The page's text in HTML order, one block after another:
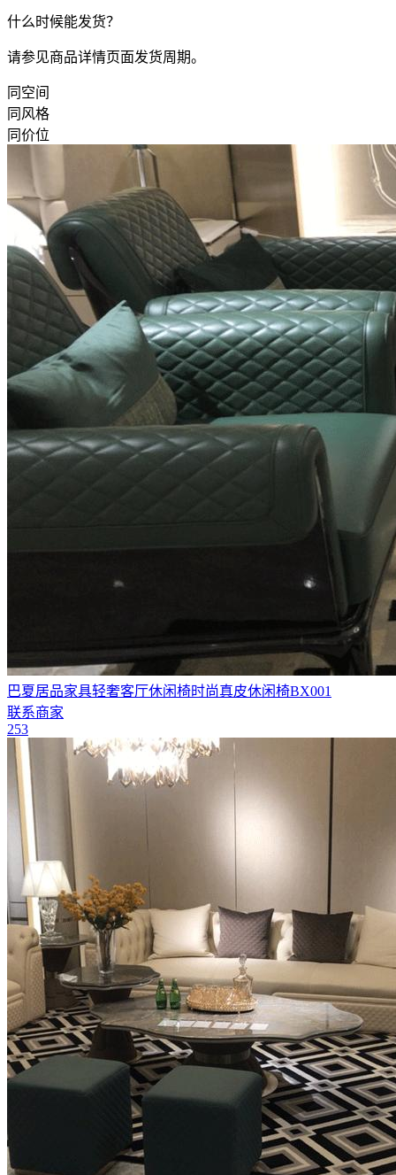
什么时候能发货？
请参见商品详情页面发货周期。
同空间
同风格
同价位
巴夏居品家具轻奢客厅休闲椅时尚真皮休闲椅BX001
联系商家
253